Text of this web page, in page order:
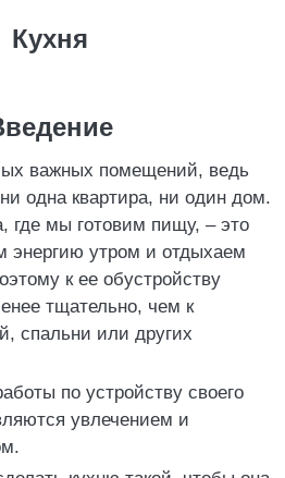
Кухня
важных помещений, ведь
одна квартира, ни один дом.
где мы готовим пищу, – это
энергию утром и отдыхаем
к ее обустройству
тщательно, чем к
спальни или других
по устройству своего
увлечением и